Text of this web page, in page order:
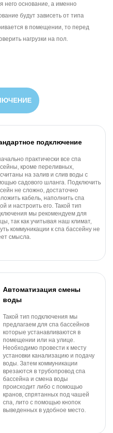
него основание, а именно
будут зависеть от типа
в помещении, то перед
нагрузки на пол.
подключение
практически все спа
кроме переливных,
на залив и слив воды с
садового шланга. Подключить
не сложно, достаточно
кабель, наполнить спа
и настроить его. Такой тип
мы рекомендуем для
так как учитывая наш климат,
коммуникации к спа бассейну не
смысла.
Автоматизация смены
воды
Такой тип подключения мы
предлагаем для спа бассейнов
которые устанавливаются в
помещении или на улице.
Необходимо провести к месту
установки канализацию и подачу
воды. Затем коммуникации
врезаются в трубопровод спа
бассейна и смена воды
происходит либо с помощью
кранов, спрятанных под чашей
спа, лито с помощью кнопок
выведенных в удобное место.